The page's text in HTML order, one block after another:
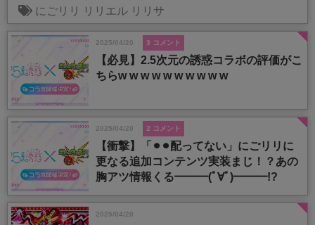
にごリリ リリエル リリサ
2025/04/20 3 コメント
【必見】2.5次元の誘惑コラボの評価がこ
ちらw w w w w w w w w w
2025/04/20 2 コメント
【衝撃】「⚫︎⚫︎配ってない」にごリリに
更なる追加コンテンツ実装まじ！？あの
胸アツ情報くる━━━(ﾟ∀ﾟ)━━━!?
2025/04/20